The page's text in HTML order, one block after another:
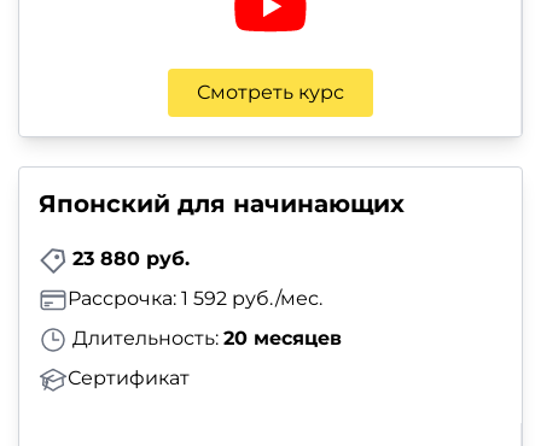
Смотреть курс
Японский для начинающих
23 880 руб.
Длительность: 20 месяцев
Сертификат
Рассрочка: 1 592 руб./мес.